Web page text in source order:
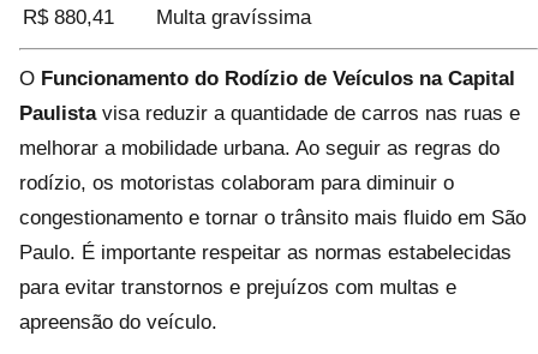
R$ 880,41
Multa gravíssima
O Funcionamento do Rodízio de Veículos na Capital
Paulistavisa reduzir a quantidade de carros nas ruas e
melhorar a mobilidade urbana. Ao seguir as regras do
rodízio, os motoristas colaboram para diminuir o
congestionamento e tornar o trânsito mais fluido em São
Paulo. É importante respeitar as normas estabelecidas
para evitar transtornos e prejuízos com multas e
apreensão do veículo.